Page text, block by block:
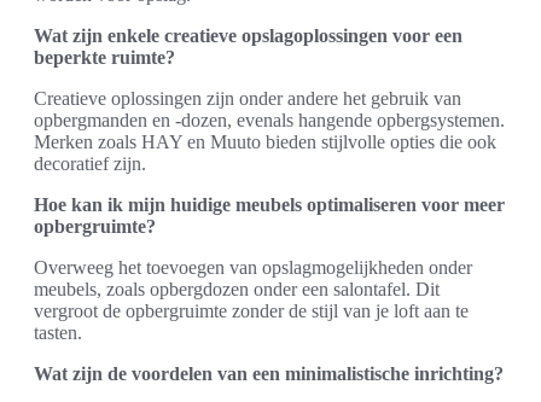
Wat zijn enkele creatieve opslagoplossingen voor een
beperkte ruimte?
Creatieve oplossingen zijn onder andere het gebruik van
opbergmanden en -dozen, evenals hangende opbergsystemen.
Merken zoals HAY en Muuto bieden stijlvolle opties die ook
decoratief zijn.
Hoe kan ik mijn huidige meubels optimaliseren voor meer
opbergruimte?
Overweeg het toevoegen van opslagmogelijkheden onder
meubels, zoals opbergdozen onder een salontafel. Dit
vergroot de opbergruimte zonder de stijl van je loft aan te
tasten.
Wat zijn de voordelen van een minimalistische inrichting?